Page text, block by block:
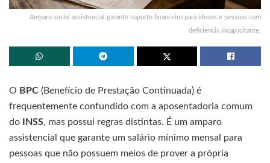
Amparo social assistencial garante suporte financeiro para idosos e pessoas com
deficiência incapacitante.
O BPC (Benefício de Prestação Continuada) é
frequentemente confundido com a aposentadoria comum
do
INSS, mas possui regras distintas. É um amparo
assistencial que garante um salário mínimo mensal para
pessoas que não possuem meios de prover a própria